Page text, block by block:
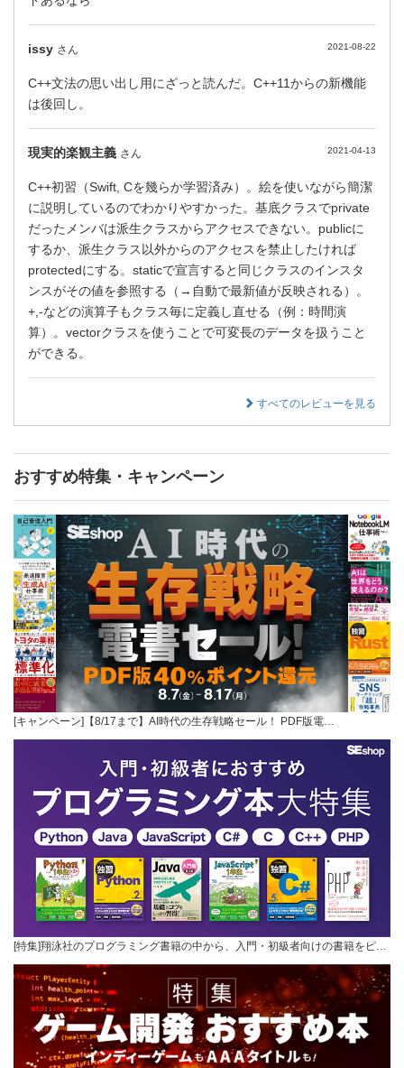
issy さん 2021-08-22
C++文法の思い出し用にざっと読んだ。C++11からの新機能
は後回し。
現実的楽観主義 さん 2021-04-13
C++初習（Swift, Cを幾らか学習済み）。絵を使いながら簡潔
に説明しているのでわかりやすかった。基底クラスでprivate
だったメンバは派生クラスからアクセスできない。publicに
するか、派生クラス以外からのアクセスを禁止したければ
protectedにする。staticで宣言すると同じクラスのインスタ
ンスがその値を参照する（→自動で最新値が反映される）。
+,-などの演算子もクラス毎に定義し直せる（例：時間演
算）。vectorクラスを使うことで可変長のデータを扱うこと
ができる。
すべてのレビューを見る
おすすめ特集・キャンペーン
[キャンペーン]【8/17まで】AI時代の生存戦略セール！ PDF版電…
[特集]翔泳社のプログラミング書籍の中から、入門・初級者向けの書籍をピ…